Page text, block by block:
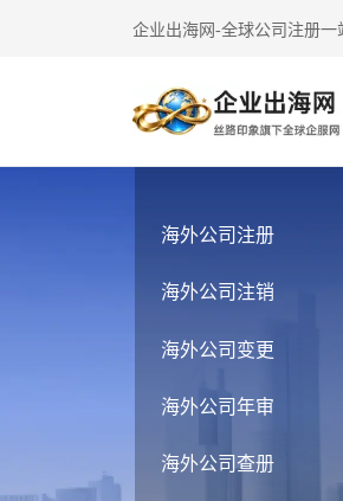
企业出海网-全球公司注册一
海外公司注册
海外公司注销
海外公司变更
海外公司年审
海外公司查册